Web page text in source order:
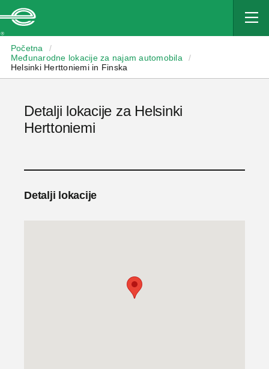
Početna
/
Međunarodne lokacije za najam automobila
/
Helsinki Herttoniemi in Finska
Detalji lokacije za Helsinki
Herttoniemi
Detalji lokacije